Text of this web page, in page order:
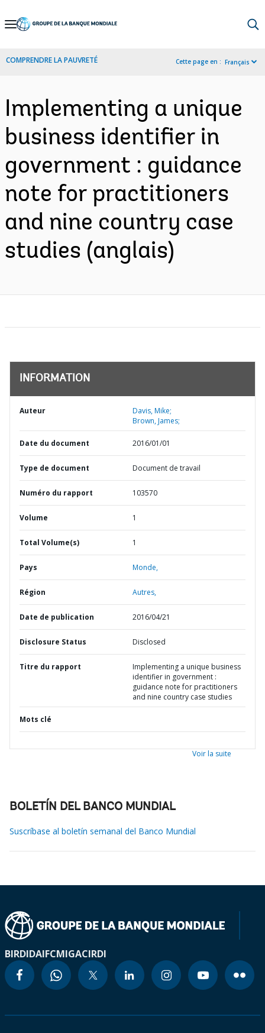
Skip
Navigation
COMPRENDRE LA PAUVRETÉ Cette page en : Français
Implementing a unique
business identifier in
government : guidance
note for practitioners
and nine country case
studies (anglais)
INFORMATION
Auteur
Davis, Mike;
Brown, James;
Date du document 2016/01/01
Type de document Document de travail
Numéro du rapport 103570
Volume 1
Total Volume(s) 1
Pays Monde,
Région Autres,
Date de publication 2016/04/21
Disclosure Status Disclosed
Titre du rapport
Implementing a unique business
identifier in government :
guidance note for practitioners
and nine country case studies
Mots clé
Voir la suite
BOLETÍN DEL BANCO MUNDIAL
Suscríbase al boletín semanal del Banco Mundial
BIRDIDAIFCMIGACIRDI